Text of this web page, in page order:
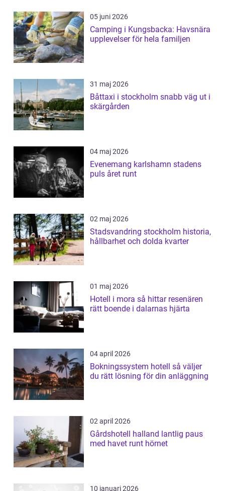
05 juni 2026
Camping i Kungsbacka: Havsnära
upplevelser för hela familjen
31 maj 2026
Båttaxi i stockholm snabb väg ut i
skärgården
04 maj 2026
Evenemang karlshamn stadens
puls året runt
02 maj 2026
Stadsvandring stockholm historia,
hållbarhet och dolda kvarter
01 maj 2026
Hotell i mora så hittar resenären
rätt boende i dalarnas hjärta
04 april 2026
Bokningssystem hotell så väljer
du rätt lösning för din anläggning
02 april 2026
Gårdshotell halland lantlig paus
med havet runt hörnet
10 januari 2026